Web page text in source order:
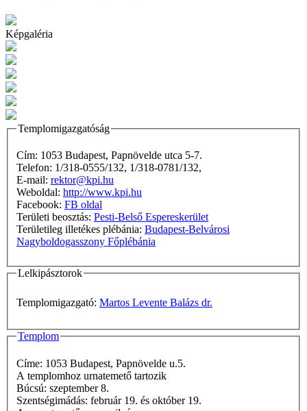
Képgaléria
Templomigazgatóság
Cím: 1053 Budapest, Papnövelde utca 5-7.
Telefon: 1/318-0555/132, 1/318-0781/132,
E-mail: rektor@kpi.hu
Weboldal: http://www.kpi.hu
Facebook: FB oldal
Területi beosztás: Pesti-Belső Espereskerület
Területileg illetékes plébánia: Budapest-Belvárosi
Nagyboldogasszony Főplébánia
Lelkipásztorok
Templomigazgató: Martos Levente Balázs dr.
Templom
Címe: 1053 Budapest, Papnövelde u.5.
A templomhoz urnatemető tartozik
Búcsú: szeptember 8.
Szentségimádás: február 19. és október 19.